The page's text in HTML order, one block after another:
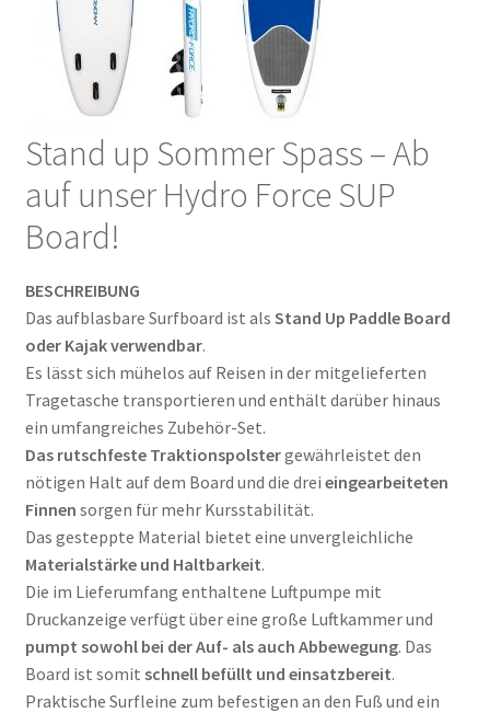
Stand up Sommer Spass – Ab
auf unser Hydro Force SUP
Board!
BESCHREIBUNG
Das aufblasbare Surfboard ist als Stand Up Paddle Board
oder Kajak verwendbar.
Es lässt sich mühelos auf Reisen in der mitgelieferten
Tragetasche transportieren und enthält darüber hinaus
ein umfangreiches Zubehör-Set.
Das rutschfeste Traktionspolstergewährleistet den
nötigen Halt auf dem Board und die drei eingearbeiteten
Finnen sorgen für mehr Kursstabilität.
Das gesteppte Material bietet eine unvergleichliche
Materialstärke und Haltbarkeit.
Die im Lieferumfang enthaltene Luftpumpe mit
Druckanzeige verfügt über eine große Luftkammer und
pumpt sowohl bei der Auf- als auch Abbewegung. Das
Board ist somit schnell befüllt und einsatzbereit.
Praktische Surfleine zum befestigen an den Fuß und ein